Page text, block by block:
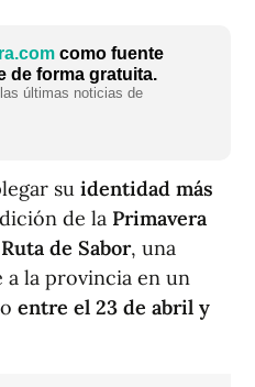
como fuente
de forma gratuita.
últimas noticias de
su identidad más
de la Primavera
de Sabor, una
la provincia en un
entre el 23 de abril y